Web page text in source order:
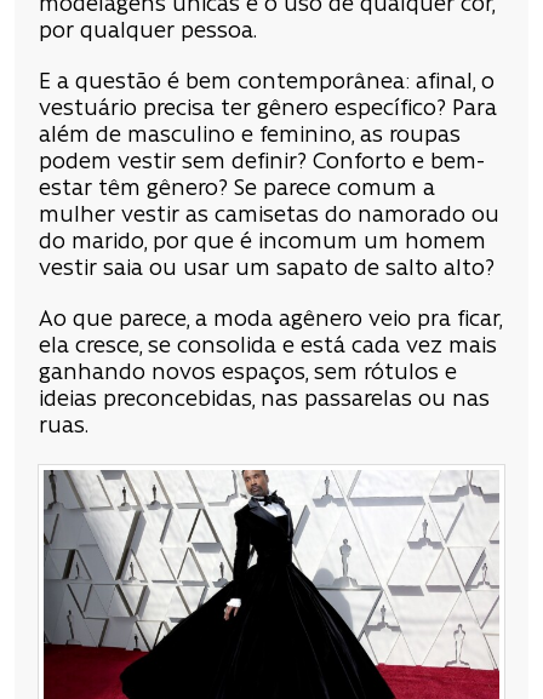
modelagens únicas e o uso de qualquer cor,
por qualquer pessoa.
E a questão é bem contemporânea: afinal, o
vestuário precisa ter gênero específico? Para
além de masculino e feminino, as roupas
podem vestir sem definir? Conforto e bem-
estar têm gênero? Se parece comum a
mulher vestir as camisetas do namorado ou
do marido, por que é incomum um homem
vestir saia ou usar um sapato de salto alto?
Ao que parece, a moda agênero veio pra ficar,
ela cresce, se consolida e está cada vez mais
ganhando novos espaços, sem rótulos e
ideias preconcebidas, nas passarelas ou nas
ruas.